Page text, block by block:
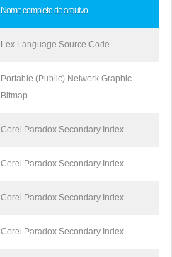
Nome completo do arquivo
Lex Language Source Code
Portable (Public) Network Graphic
Bitmap
Corel Paradox Secondary Index
Corel Paradox Secondary Index
Corel Paradox Secondary Index
Corel Paradox Secondary Index